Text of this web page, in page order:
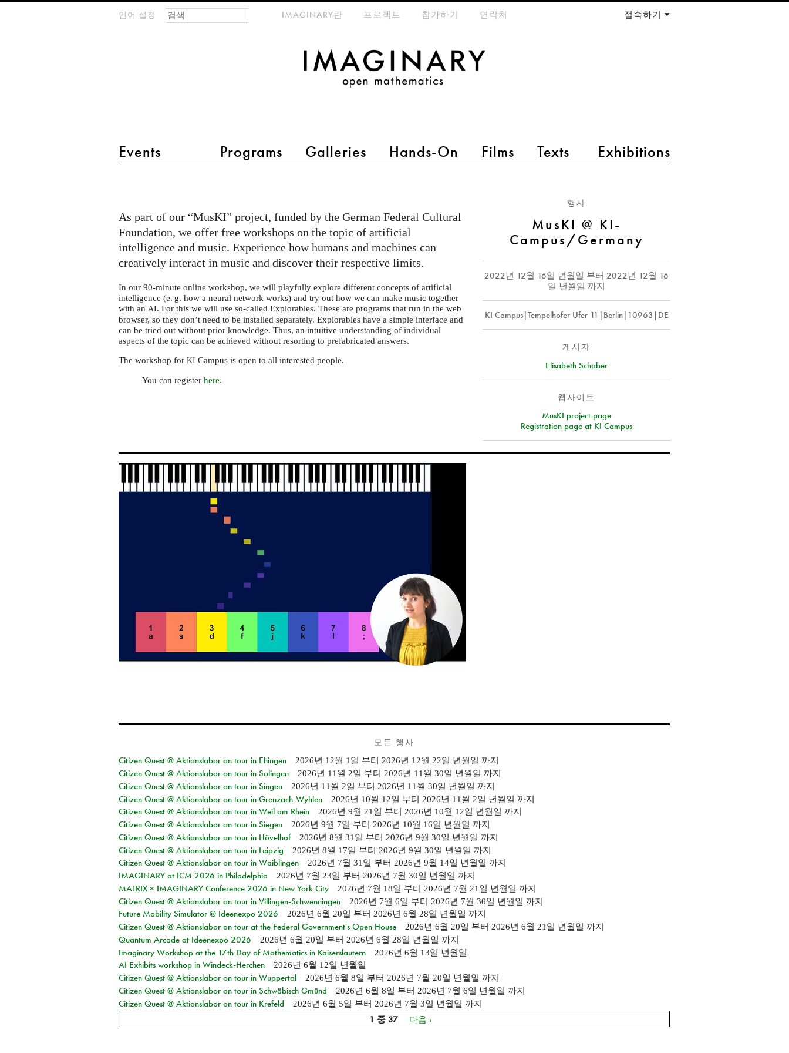
언어 설정
main menu 2
Events Programs Galleries Hands-On Films Texts Exhibitions
meta-menuIMAGINARY란 프로젝트 참가하기 연락처 접속하기
검색 폼
찾기
KI-
Campus/Germany
행사
MusKI @ KI-
Campus/Germany
2022년 12월 16일 년월일 부터 2022년 12월 16
일 년월일 까지
KI Campus|Tempelhofer Ufer 11|Berlin|10963|DE
게시자
Elisabeth Schaber
웹사이트
MusKI project page
Registration page at KI Campus
As part of our “MusKI” project, funded by the German Federal Cultural
Foundation, we offer free workshops on the topic of artificial
intelligence and music. Experience how humans and machines can
creatively interact in music and discover their respective limits.
In our 90-minute online workshop, we will playfully explore different concepts of artificial
intelligence (e. g. how a neural network works) and try out how we can make music together
with anAI. For this we will use so-called Explorables. These are programs that run in the web
browser, so they don’t need to be installed separately. Explorables have a simple interface and
can be tried out without prior knowledge. Thus, an intuitive understanding of individual
aspects of the topic can be achieved without resorting to prefabricated answers.
The workshop forKI Campus is open to all interested people.
You can registerhere.
모든 행사
Citizen Quest @ Aktionslabor on tour in Ehingen
2026년 12월 1일 부터 2026년 12월 22일 년월일 까지
Citizen Quest @ Aktionslabor on tour in Solingen 2026년 11월 2일 부터 2026년 11월 30일 년월일 까지
Citizen Quest @ Aktionslabor on tour in Singen 2026년 11월 2일 부터 2026년 11월 30일 년월일 까지
Citizen Quest @ Aktionslabor on tour in Grenzach-Wyhlen 2026년 10월 12일 부터 2026년 11월 2일 년월일 까지
Citizen Quest @ Aktionslabor on tour in Weil am Rhein 2026년 9월 21일 부터 2026년 10월 12일 년월일 까지
Citizen Quest @ Aktionslabor on tour in Siegen 2026년 9월 7일 부터 2026년 10월 16일 년월일 까지
Citizen Quest @ Aktionslabor on tour in Hövelhof 2026년 8월 31일 부터 2026년 9월 30일 년월일 까지
Citizen Quest @ Aktionslabor on tour in Leipzig 2026년 8월 17일 부터 2026년 9월 30일 년월일 까지
Citizen Quest @ Aktionslabor on tour in Waiblingen 2026년 7월 31일 부터 2026년 9월 14일 년월일 까지
IMAGINARY at ICM 2026 in Philadelphia 2026년 7월 23일 부터 2026년 7월 30일 년월일 까지
MATRIX × IMAGINARY Conference 2026 in New York City 2026년 7월 18일 부터 2026년 7월 21일 년월일 까지
Citizen Quest @ Aktionslabor on tour in Villingen-Schwenningen 2026년 7월 6일 부터 2026년 7월 30일 년월일 까지
Future Mobility Simulator @ Ideenexpo 2026 2026년 6월 20일 부터 2026년 6월 28일 년월일 까지
Citizen Quest @ Aktionslabor on tour at the Federal Government's Open House 2026년 6월 20일 부터 2026년 6월 21일 년월일 까지
Quantum Arcade at Ideenexpo 2026 2026년 6월 20일 부터 2026년 6월 28일 년월일 까지
Imaginary Workshop at the 17th Day of Mathematics in Kaiserslautern 2026년 6월 13일 년월일
AI Exhibits workshop in Windeck-Herchen 2026년 6월 12일 년월일
Citizen Quest @ Aktionslabor on tour in Wuppertal 2026년 6월 8일 부터 2026년 7월 20일 년월일 까지
Citizen Quest @ Aktionslabor on tour in Schwäbisch Gmünd 2026년 6월 8일 부터 2026년 7월 6일 년월일 까지
Citizen Quest @ Aktionslabor on tour in Krefeld 2026년 6월 5일 부터 2026년 7월 3일 년월일 까지
1 중 37 다음 ›